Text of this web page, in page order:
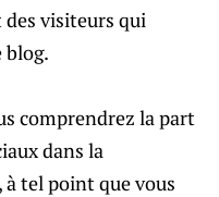
visiteurs qui
blog.
comprendrez la part
dans la
tel point que vous